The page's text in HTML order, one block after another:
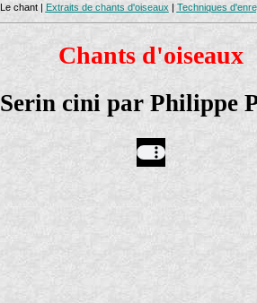
Le chant | Extraits de chants d'oiseaux | Techniques
Chants d'oiseaux
Serin cini par Philippe